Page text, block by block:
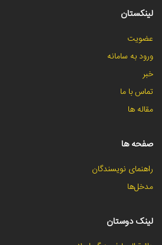
لینکستان
عضویت
ورود به سامانه
خبر
تماس با ما
مقاله ها
صفحه ها
راهنمای نویسندگان
مدخل‌ها
لینک دوستان